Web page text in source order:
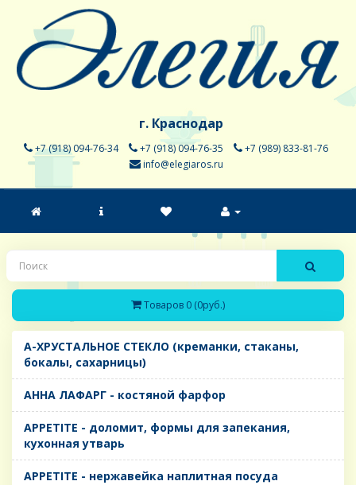
г. Краснодар
+7 (918) 094-76-34 +7 (918) 094-76-35
+7 (989) 833-81-76
info@elegiaros.ru
Товаров 0 (0руб.)
A-ХРУСТАЛЬНОЕ СТЕКЛО (креманки, стаканы,
бокалы, сахарницы)
AHHA ЛАФАРГ - костяной фарфор
APPETITE - доломит, формы для запекания,
кухонная утварь
APPETITE - нержавейка наплитная посуда